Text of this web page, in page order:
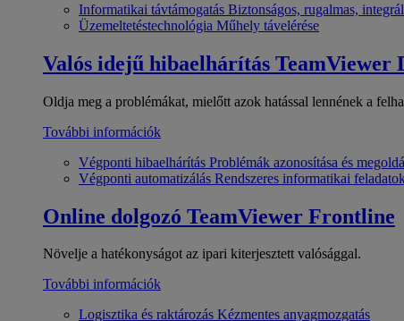
Informatikai távtámogatás Biztonságos, rugalmas,
Üzemeltetéstechnológia Műhely távelérése
Valós idejű hibaelhárítás TeamViewer
Oldja meg a problémákat, mielőtt azok hatással lennének a
További információk
Végponti hibaelhárítás Problémák azonosítása és
Végponti automatizálás Rendszeres informatikai
Online dolgozó TeamViewer Frontline
Növelje a hatékonyságot az ipari kiterjesztett valósággal.
További információk
Logisztika és raktározás Kézmentes anyagmozgatás